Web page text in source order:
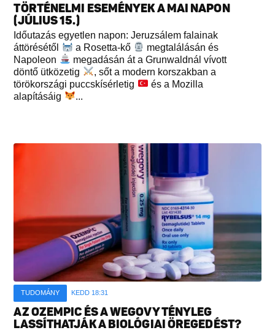
TÖRTÉNELMI ESEMÉNYEK A MAI NAPON
(JÚLIUS 15.)
Időutazás egyetlen napon: Jeruzsálem falainak
áttörésétől
a Rosetta-kő
megtalálásán és
Napoleon
megadásán át a Grunwaldnál vívott
döntő ütközetig
, sőt a modern korszakban a
törökországi puccskísérletig
és a Mozilla
alapításáig
...
TUDOMÁNY KEDD 18:31
AZ OZEMPIC ÉS A WEGOVY TÉNYLEG
LASSÍTHATJÁK A BIOLÓGIAI ÖREGEDÉST?